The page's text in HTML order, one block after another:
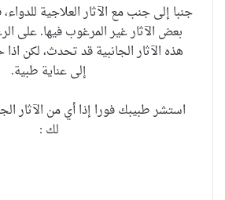
جنبا إلى جنب مع الآثار العلاجية
بعض الآثار غير المرغوب فيها. على
هذه الآثار الجانبية قد تحدث، لكن
إلى عناية طبية.
استشر طبيبك فورا إذا أي من الآثار
لك :